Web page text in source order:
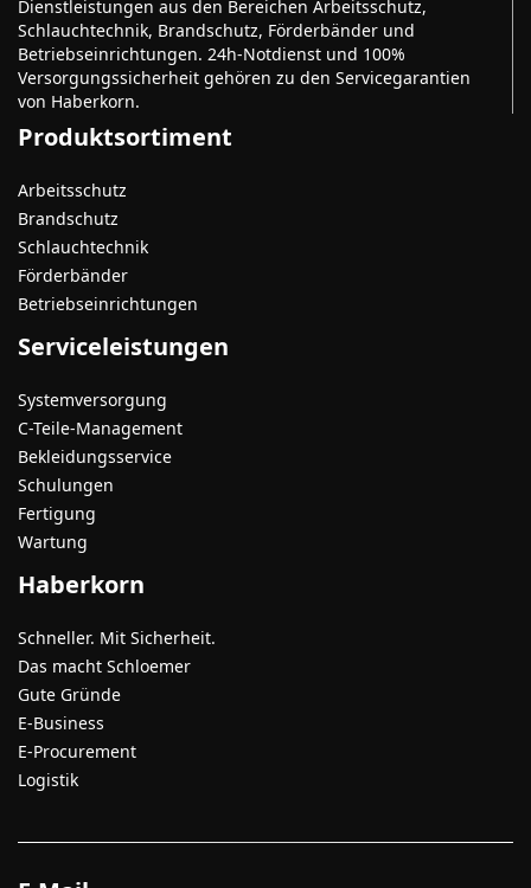
Dienstleistungen aus den Bereichen Arbeitsschutz,
Schlauchtechnik, Brandschutz, Förderbänder und
Betriebseinrichtungen. 24h-Notdienst und 100%
Versorgungssicherheit gehören zu den Servicegarantien
von Haberkorn.
Produktsortiment
Arbeitsschutz
Brandschutz
Schlauchtechnik
Förderbänder
Betriebseinrichtungen
Serviceleistungen
Systemversorgung
C-Teile-Management
Bekleidungsservice
Schulungen
Fertigung
Wartung
Haberkorn
Schneller. Mit Sicherheit.
Das macht Schloemer
Gute Gründe
E-Business
E-Procurement
Logistik